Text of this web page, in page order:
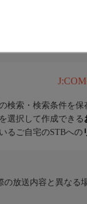
検索・検索条件を保
選択して作成できる
るご自宅のSTBへの
放送内容と異なる